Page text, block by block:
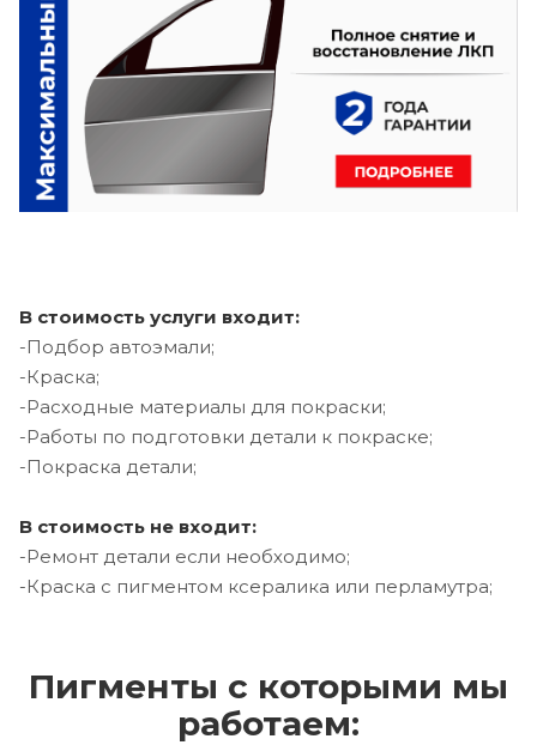
В стоимость услуги входит:
-Подбор автоэмали;
-Краска;
-Расходные материалы для покраски;
-Работы по подготовки детали к покраске;
-Покраска детали;
В стоимость не входит:
-Ремонт детали если необходимо;
-Краска с пигментом ксералика или перламутра;
Пигменты с которыми мы
работаем: